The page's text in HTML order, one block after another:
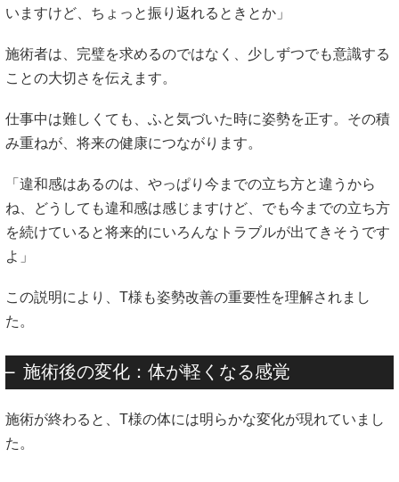
いますけど、ちょっと振り返れるときとか」
施術者は、完璧を求めるのではなく、少しずつでも意識する
ことの大切さを伝えます。
仕事中は難しくても、ふと気づいた時に姿勢を正す。その積
み重ねが、将来の健康につながります。
「違和感はあるのは、やっぱり今までの立ち方と違うから
ね、どうしても違和感は感じますけど、でも今までの立ち方
を続けていると将来的にいろんなトラブルが出てきそうです
よ」
この説明により、T様も姿勢改善の重要性を理解されまし
た。
施術後の変化：体が軽くなる感覚
施術が終わると、T様の体には明らかな変化が現れていまし
た。